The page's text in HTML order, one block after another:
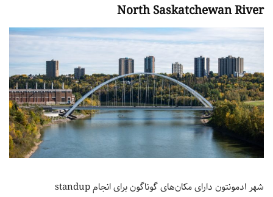
North Saskatchewan River
شهر ادمونتون دارای مکان‌های گوناگون برای انجام standup